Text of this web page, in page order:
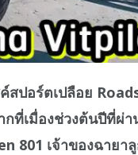
สปอร์ตเปลือย
กที่เมื่องช่วงต้นปีที่ผ่
801 เจ้าของฉายา